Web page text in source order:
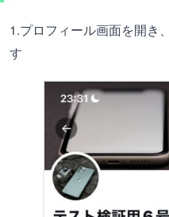
1.プロフィール画面を開き
す